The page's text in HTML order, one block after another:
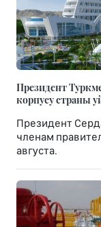
Президент
корпусу страны
Президент
членам
августа.